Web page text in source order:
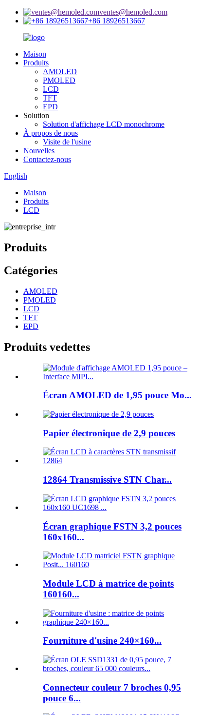
ventes@hemoled.com
+86 18926513667
Maison
Produits
AMOLED
PMOLED
LCD
TFT
EPD
Solution
Solution d'affichage LCD monochrome
À propos de nous
Visite de l'usine
Nouvelles
Contactez-nous
English
Maison
Produits
LCD
Produits
Catégories
AMOLED
PMOLED
LCD
TFT
EPD
Produits vedettes
Écran AMOLED de 1,95 pouce Mo...
Papier électronique de 2,9 pouces
12864 Transmissive STN Char...
Écran graphique FSTN 3,2 pouces
160x160...
Module LCD à matrice de points
160160...
Fourniture d'usine 240×160...
Connecteur couleur 7 broches 0,95
pouce 6...